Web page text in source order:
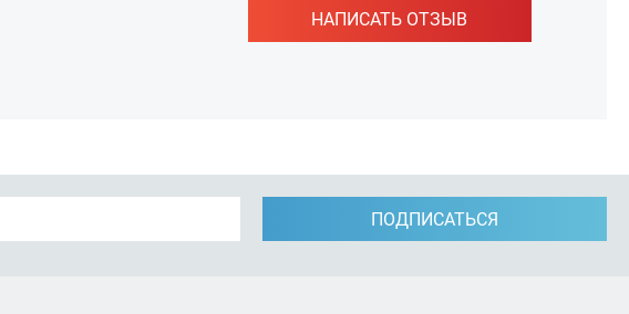
НАПИСАТЬ ОТЗЫВ
ПОДПИСАТЬСЯ